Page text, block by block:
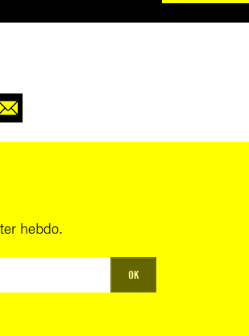
hebdo.
OK